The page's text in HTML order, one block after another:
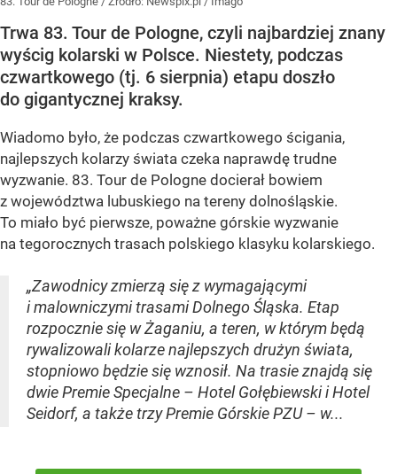
Trwa 83. Tour de Pologne, czyli najbardziej znany
wyścig kolarski w Polsce. Niestety, podczas
czwartkowego (tj. 6 sierpnia) etapu doszło
do gigantycznej kraksy.
Wiadomo było, że podczas czwartkowego ścigania,
najlepszych kolarzy świata czeka naprawdę trudne
wyzwanie. 83. Tour de Pologne docierał bowiem
z województwa lubuskiego na tereny dolnośląskie.
To miało być pierwsze, poważne górskie wyzwanie
na tegorocznych trasach polskiego klasyku kolarskiego.
„Zawodnicy zmierzą się z wymagającymi
i malowniczymi trasami Dolnego Śląska. Etap
rozpocznie się w Żaganiu, a teren, w którym będą
rywalizowali kolarze najlepszych drużyn świata,
stopniowo będzie się wznosił. Na trasie znajdą się
dwie Premie Specjalne – Hotel Gołębiewski i Hotel
Seidorf, a także trzy Premie Górskie PZU – w...